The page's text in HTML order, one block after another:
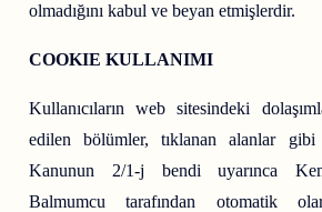
olmadığını kabul ve beyan etmişlerdir.
COOKIE KULLANIMI
Kullanıcıların web sitesindeki
edilen bölümler, tıklanan alanlar gibi
Kanunun 2/1-j bendi uyarınca
Balmumcu tarafından otomatik